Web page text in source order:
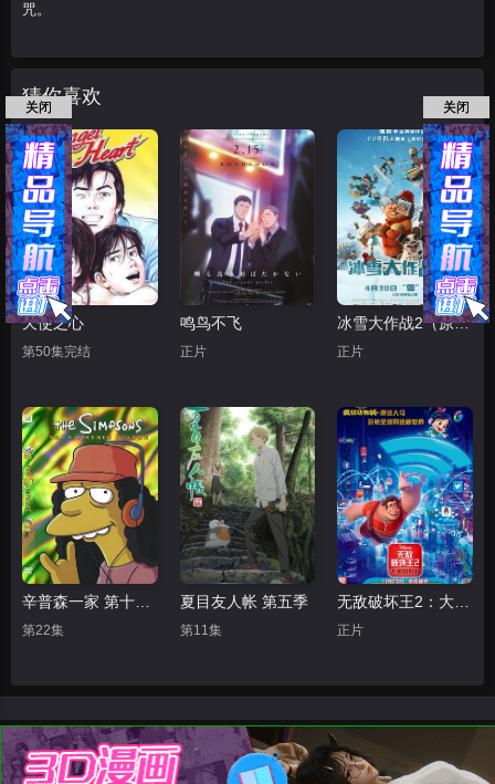
咒。
猜你喜欢
天使之心
第50集完结
鸣鸟不飞
正片
冰雪大作战2（原声版）
正片
第22集
夏目友人帐 第五季
第11集 正片
关闭 关闭